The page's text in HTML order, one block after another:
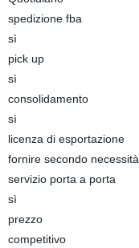
spedizione fba
sì
pick up
sì
consolidamento
sì
licenza di esportazione
fornire secondo necessità
servizio porta a porta
sì
prezzo
competitivo